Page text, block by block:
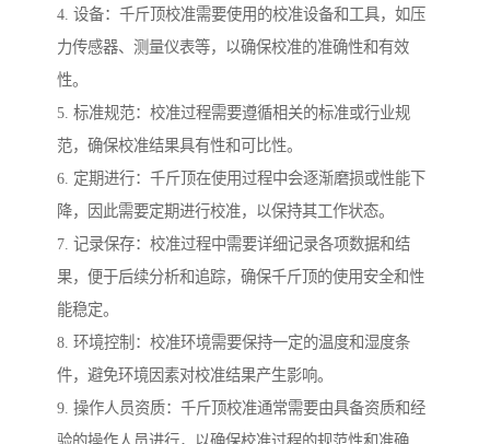
4. 设备：千斤顶校准需要使用的校准设备和工具，如压
力传感器、测量仪表等，以确保校准的准确性和有效
性。
5. 标准规范：校准过程需要遵循相关的标准或行业规
范，确保校准结果具有性和可比性。
6. 定期进行：千斤顶在使用过程中会逐渐磨损或性能下
降，因此需要定期进行校准，以保持其工作状态。
7. 记录保存：校准过程中需要详细记录各项数据和结
果，便于后续分析和追踪，确保千斤顶的使用安全和性
能稳定。
8. 环境控制：校准环境需要保持一定的温度和湿度条
件，避免环境因素对校准结果产生影响。
9. 操作人员资质：千斤顶校准通常需要由具备资质和经